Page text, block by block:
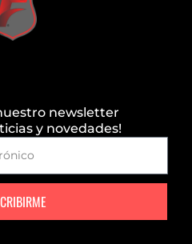
newsletter
y novedades!